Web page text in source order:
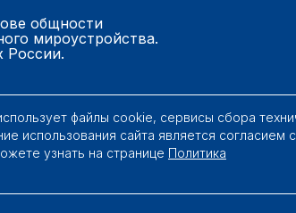
общности
мироустройства.
России.
файлы cookie, сервисы сбора
использования сайта является согласием с
узнать на странице Политика